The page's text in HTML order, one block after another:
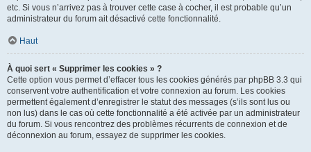
etc. Si vous n’arrivez pas à trouver cette case à cocher, il est probable qu’un
administrateur du forum ait désactivé cette fonctionnalité.
Haut
À quoi sert « Supprimer les cookies » ?
Cette option vous permet d’effacer tous les cookies générés par phpBB 3.3 qui
conservent votre authentification et votre connexion au forum. Les cookies
permettent également d’enregistrer le statut des messages (s’ils sont lus ou
non lus) dans le cas où cette fonctionnalité a été activée par un administrateur
du forum. Si vous rencontrez des problèmes récurrents de connexion et de
déconnexion au forum, essayez de supprimer les cookies.